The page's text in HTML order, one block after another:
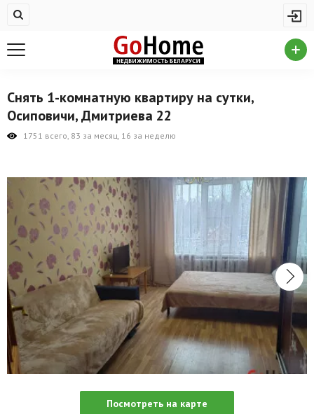
Купить квартиру
На сутки
Новостройки
Комерческая недвижимость
Продажа коммерческой недвижимости
Аренда коммерческой недвижимости
Другие разделы
Новости
Агентства
Ремонт квартир
Грузовое такси
Снять 1-комнатную квартиру на сутки,
Осиповичи, Дмитриева 22
1751 всего, 83 за месяц, 16 за неделю
Посмотреть на карте